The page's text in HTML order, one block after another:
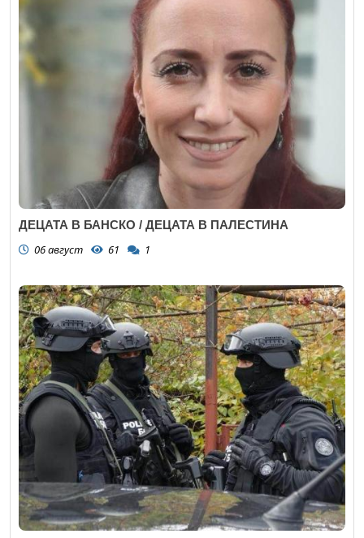
ДЕЦАТА В БАНСКО / ДЕЦАТА В ПАЛЕСТИНА
06 август 61 1